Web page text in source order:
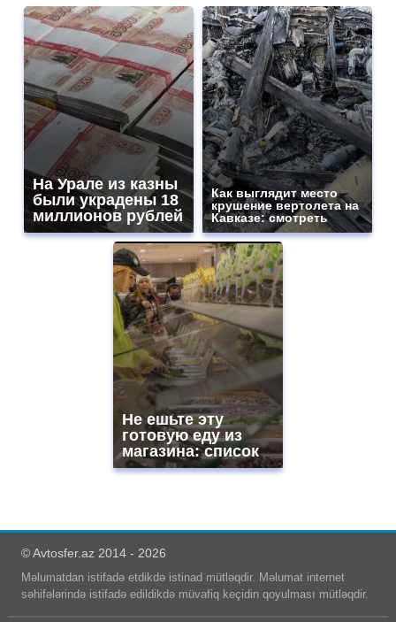
На Урале из казны
были украдены 18
миллионов рублей
Как выглядит место
крушение вертолета на
Кавказе: смотреть
Не ешьте эту
готовую еду из
магазина: список
© Avtosfer.az 2014 - 2026
Məlumatdan istifadə etdikdə istinad mütləqdir. Məlumat internet
səhifələrində istifadə edildikdə müvafiq keçidin qoyulması mütləqdir.